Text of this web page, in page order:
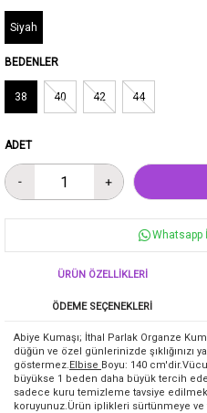
Siyah
BEDENLER
38 40 42 44
ADET
Whatsapp
ÜRÜN ÖZELLIKLERI
ÖDEME SEÇENEKLERI
Abiye Kumaşı; İthal Parlak Organze
düğün ve özel günlerinizde şıklığınızı
göstermez.Elbise Boyu: 140
büyükse 1 beden daha büyük tercih
sadece kuru temizleme tavsiye
koruyunuz.Ürün iplikleri sürtünmeye ve